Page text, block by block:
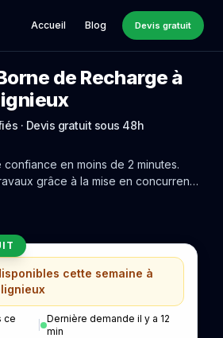
Accueil Blog Devis gratuit
de Recharge à
· Devis gratuit sous 48h
en moins de 2 minutes.
grâce à la mise en concurrence
cette semaine à
ce
Dernière demande il y a 12
min